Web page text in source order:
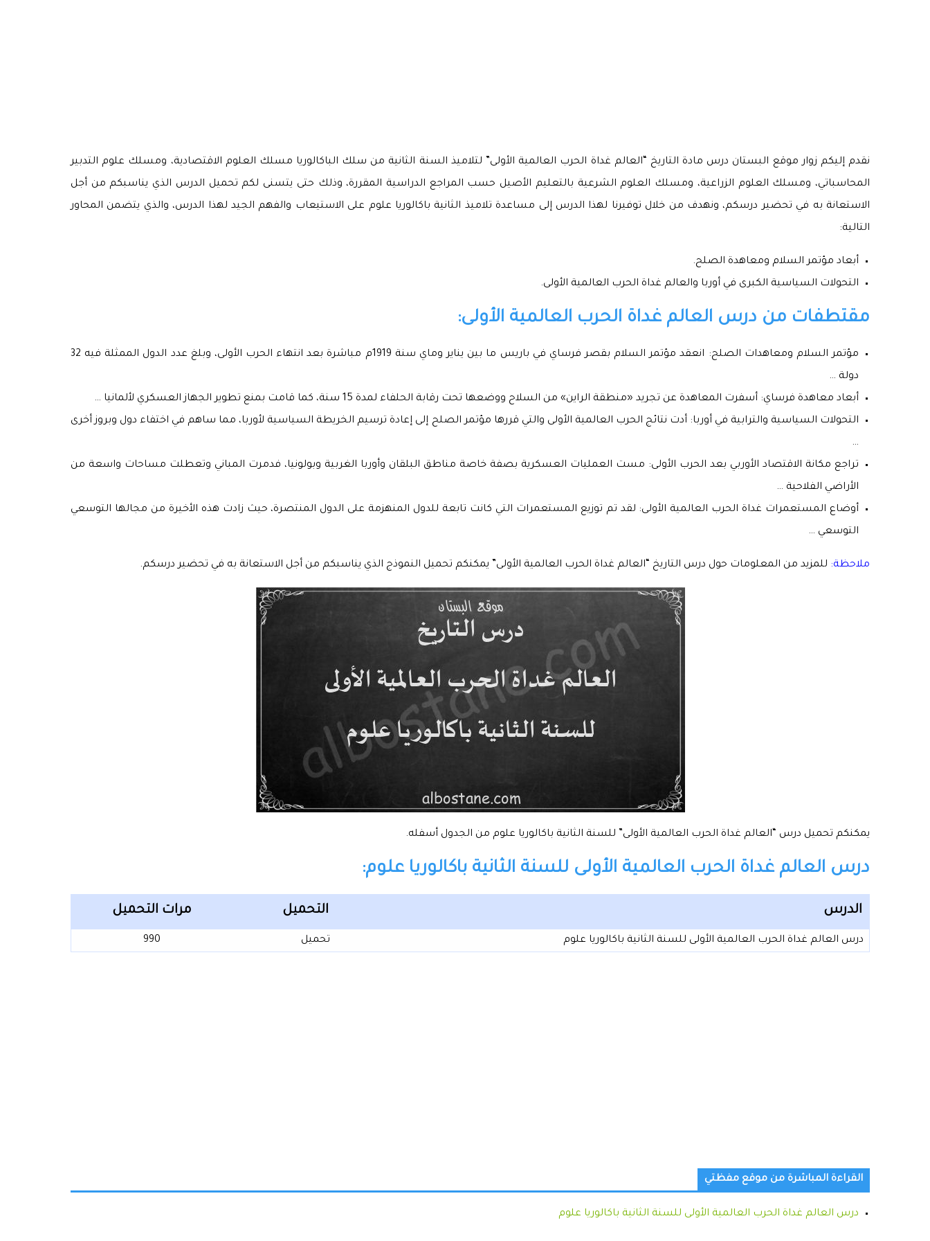
نقدم إليكم زوار موقع البستان درس مادة التاريخ “العالم غداة الحرب العالمية الأولى” لتلاميذ السنة الثانية من سلك الباكالوريا مسلك العلوم الاقتصادية، ومسلك علوم التدبير
المحاسباتي، ومسلك العلوم الزراعية، ومسلك العلوم الشرعية بالتعليم الأصيل حسب المراجع الدراسية المقررة، وذلك حتى يتسنى لكم تحميل الدرس الذي يناسبكم من أجل
الاستعانة به في تحضير درسكم، ونهدف من خلال توفيرنا لهذا الدرس إلى مساعدة تلاميذ الثانية باكالوريا علوم على الاستيعاب والفهم الجيد لهذا الدرس، والذي يتضمن المحاور
التالية:
أبعاد مؤتمر السلام ومعاهدة الصلح.
التحولات السياسية الكبرى في أوربا والعالم غداة الحرب العالمية الأولى.
مقتطفات من درس العالم غداة الحرب العالمية الأولى:
مؤتمر السلام ومعاهدات الصلح: انعقد مؤتمر السلام بقصر فرساي في باريس ما بين يناير وماي سنة 1919م مباشرة بعد انتهاء الحرب الأولى، وبلغ عدد الدول الممثلة فيه 32
دولة …
أبعاد معاهدة فرساي: أسفرت المعاهدة عن تجريد «منطقة الراين» من السلاح ووضعها تحت رقابة الحلفاء لمدة 15 سنة، كما قامت بمنع تطوير الجهاز العسكري لألمانيا …
التحولات السياسية والترابية في أوربا: أدت نتائج الحرب العالمية الأولى والتي قررها مؤتمر الصلح إلى إعادة ترسيم الخريطة السياسية لأوربا، مما ساهم في اختفاء دول وبروز أخرى
…
تراجع مكانة الاقتصاد الأوربي بعد الحرب الأولى: مست العمليات العسكرية بصفة خاصة مناطق البلقان وأوربا الغربية وبولونيا، فدمرت المباني وتعطلت مساحات واسعة من
الأراضي الفلاحية …
أوضاع المستعمرات غداة الحرب العالمية الأولى: لقد تم توزيع المستعمرات التي كانت تابعة للدول المنهزمة على الدول المنتصرة، حيث زادت هذه الأخيرة من مجالها التوسعي
التوسعي …
ملاحظة: للمزيد من المعلومات حول درس التاريخ “العالم غداة الحرب العالمية الأولى” يمكنكم تحميل النموذج الذي يناسبكم من أجل الاستعانة به في تحضير درسكم.
يمكنكم تحميل درس “العالم غداة الحرب العالمية الأولى” للسنة الثانية باكالوريا علوم من الجدول أسفله.
درس العالم غداة الحرب العالمية الأولى للسنة الثانية باكالوريا علوم:
الدرس التحميل مرات التحميل
درس العالم غداة الحرب العالمية الأولى للسنة الثانية باكالوريا علوم تحميل 990
القراءة المباشرة من موقع مفظتي
درس العالم غداة الحرب العالمية الأولى للسنة الثانية باكالوريا علوم